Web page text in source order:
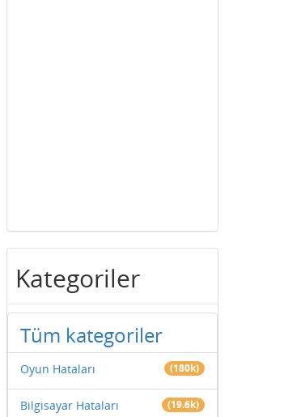
Kategoriler
Tüm kategoriler
Oyun Hataları (180k)
Bilgisayar Hataları (19.6k)